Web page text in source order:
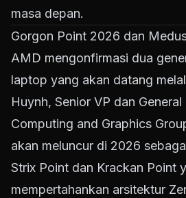
masa depan.
Gorgon Point 2026 dan
AMD mengonfirmasi dua
laptop yang akan datang
Huynh, Senior VP dan
Computing and Graphics
akan meluncur di 2026
Strix Point dan Krackan Point
mempertahankan arsitektur